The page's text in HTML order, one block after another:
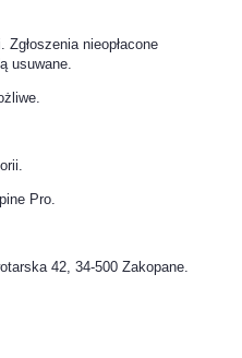
nieopłacone
usuwane.
Pro.
42, 34-500 Zakopane.